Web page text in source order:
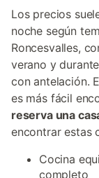
Los precios
noche según
Roncesvalles,
verano y
con antelación.
es más fácil
reserva una
encontrar estas
Cocina
completo